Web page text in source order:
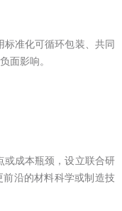
准化可循环包装、共同
面影响。
或成本瓶颈，设立联合研
沿的材料科学或制造技